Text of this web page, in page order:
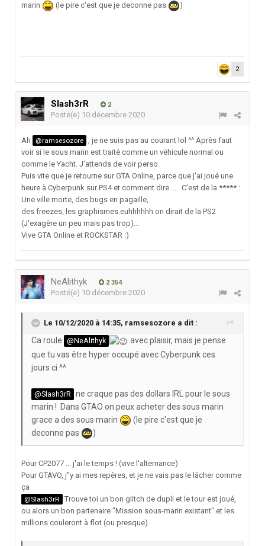
marin
(le pire c'est que je deconne pas )
2
Slash3rR 2
Posté(e) 10 décembre 2020
Ah @ramsesozore , je ne suis pas au courant lol ^^ Après faut
voir si le sous marin est traité comme un véhicule normal ou
comme le Yacht. J'attends de voir perso.
Puis vite que je retourne sur GTA Online, parce que j'ai joué une
heure à Cyberpunk sur PS4 et comment dire .... C'est de la ***** :
Une ville morte, des bugs en pagaille,
des freezes, les graphismes euhhhhhh on dirait de la PS2
(J'exagère un peu mais pas trop)...
Vive GTA Online et ROCKSTAR :)
NeAlithyk 2 354
Posté(e) 10 décembre 2020
Le 10/12/2020 à 14:35, ramsesozore a dit :
Ca roule @NeAlithyk
avec plaisir, mais je pense
que tu vas être hyper occupé avec Cyberpunk ces
jours ci ^^
@Slash3rR ne craque pas des dollars IRL pour le sous
marin ! Dans GTAO on peux acheter des sous marin
grace a des sous marin
(le pire c'est que je
deconne pas
)
Pour CP2077 ... j'ai le temps ! (vive l'alternance)
Pour GTAVO, j''y ai mes repères, et je ne vais pas le lâcher comme
ça
@Slash3rR
Trouve toi un bon glitch de dupli et le tour est joué,
ou alors un bon partenaire "Mission sous-marin existant" et les
millions couleront à flot (ou presque).